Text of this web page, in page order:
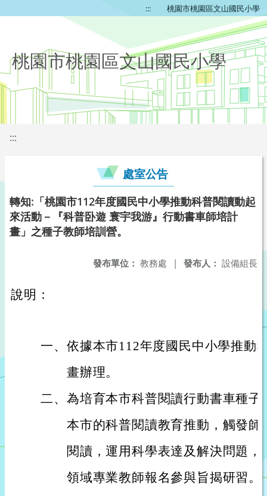
::: 桃園市桃園區文山國民小學
桃園市桃園區文山國民小學
:::
處室公告
轉知:「桃園市112年度國民中小學推動科普閱讀動起
來活動－『科普卧遊 寰宇我游』行動書車師培計
畫」之種子教師培訓營。
發布人： 設備組長
發布單位： 教務處 |
說明：
一、 依據本市112年度國民中小學推動
畫辦理。
二、 為培育本市科普閱讀行動書車種子
本市的科普閱讀教育推動，觸發師
閱讀，運用科學表達及解決問題，
領域專業教師報名參與旨揭研習。